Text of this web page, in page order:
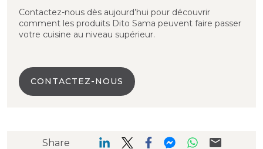
Contactez-nous dès aujourd’hui pour découvrir
comment les produits Dito Sama peuvent faire passer
votre cuisine au niveau supérieur.
CONTACTEZ-NOUS
Share